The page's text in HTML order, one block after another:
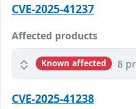
CVE-2025-41237
Affected products
Known affected 8
CVE-2025-41238